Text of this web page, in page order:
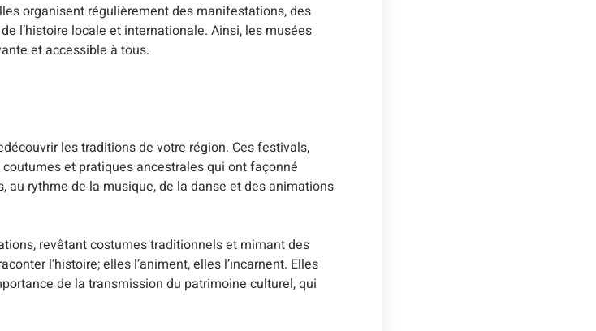
organisent régulièrement des manifestations, des
l’histoire locale et internationale. Ainsi, les musées
et accessible à tous.
les traditions de votre région. Ces festivals,
et pratiques ancestrales qui ont façonné
au rythme de la musique, de la danse et des animations
revêtant costumes traditionnels et mimant des
l’histoire; elles l’animent, elles l’incarnent. Elles
de la transmission du patrimoine culturel, qui